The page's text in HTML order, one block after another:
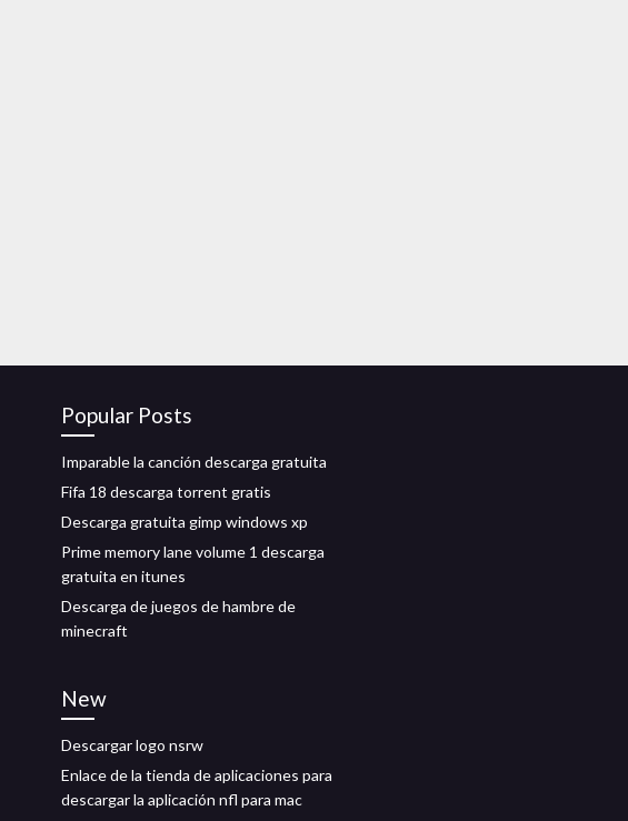
Popular Posts
Imparable la canción descarga gratuita
Fifa 18 descarga torrent gratis
Descarga gratuita gimp windows xp
Prime memory lane volume 1 descarga
gratuita en itunes
Descarga de juegos de hambre de
minecraft
New
Descargar logo nsrw
Enlace de la tienda de aplicaciones para
descargar la aplicación nfl para mac